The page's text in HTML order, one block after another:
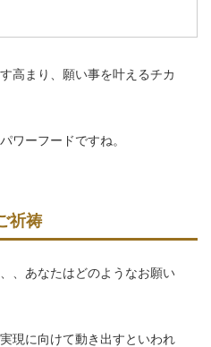
高まり、願い事を叶えるチカ
ワーフードですね。
祈祷
、あなたはどのようなお願い
現に向けて動き出すといわれ